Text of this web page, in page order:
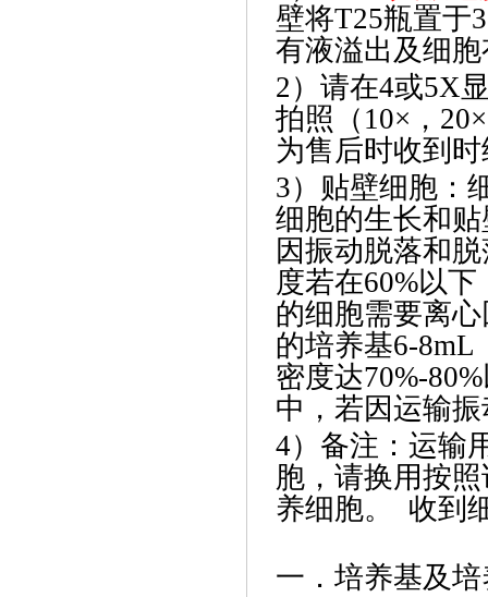
壁将T25瓶置于
有液溢出及细
2）请在4或5X
拍照（10×，
为售后时收到
3）贴壁细胞：
细胞的生长和
因振动脱落和
度若在60%以
的细胞需要离
的培养基6-8mL
密度达70%-
中，若因运输
4）备注：运输
胞，请换用按
养细胞。 收到
一．培养基及